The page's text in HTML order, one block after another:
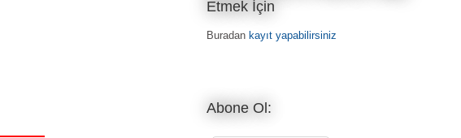
Etmek İçin
Buradan kayıt yapabilirsiniz
Abone Ol: